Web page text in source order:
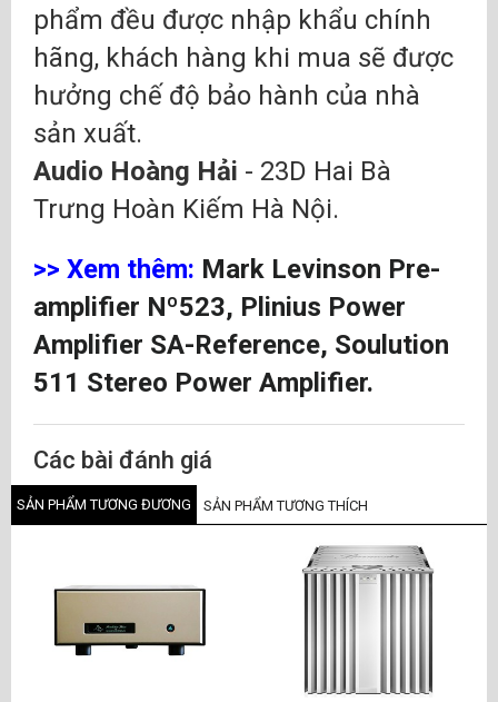
phẩm đều được nhập khẩu chính
hãng, khách hàng khi mua sẽ được
hưởng chế độ bảo hành của nhà
sản xuất.
Audio Hoàng Hải - 23D Hai Bà
Trưng Hoàn Kiếm Hà Nội.
>> Xem thêm: Mark Levinson Pre-
amplifier Nº523, Plinius Power
Amplifier SA-Reference, Soulution
511 Stereo Power Amplifier.
Các bài đánh giá
SẢN PHẨM TƯƠNG ĐƯƠNG SẢN PHẨM TƯƠNG THÍCH